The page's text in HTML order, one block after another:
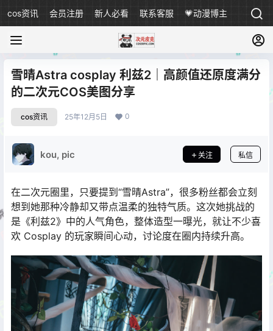
cos资讯 会员注册 新人必看 联系客服 💗动漫博主
雪晴Astra cosplay 利兹2｜高颜值还原度满分
的二次元COS美图分享
cos资讯 25年12月5日 0
kou, pic 关注 私信
在二次元圈里，只要提到“雪晴Astra”，很多粉丝都会立刻
想到她那种冷静却又带点温柔的独特气质。这次她挑战的
是《利兹2》中的人气角色，整体造型一曝光，就让不少喜
欢 Cosplay 的玩家瞬间心动，讨论度在圈内持续升高。